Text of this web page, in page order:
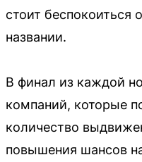
стоит
названии.
В финал из каждой
компаний, которые
количество
повышения шансов